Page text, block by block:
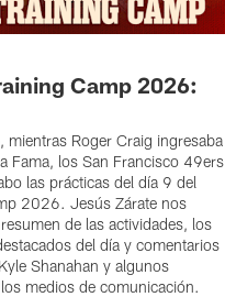
Camp 2026:
mientras Roger Craig ingresaba
Fama, los San Francisco 49ers
las prácticas del día 9 del
2026. Jesús Zárate nos
de las actividades, los
del día y comentarios
Shanahan y algunos
medios de comunicación.